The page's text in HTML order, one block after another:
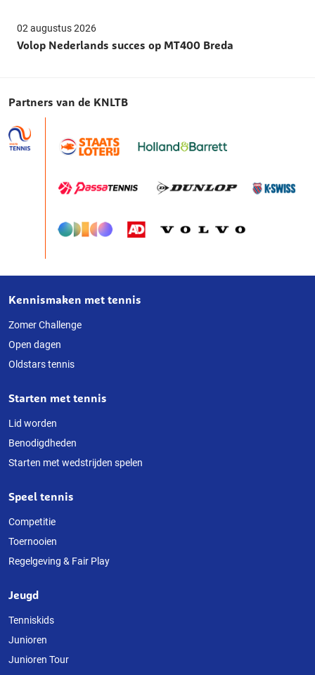
02 augustus 2026
Volop Nederlands succes op MT400 Breda
Partners van de KNLTB
Over
deze
website
Kennismaken met tennis
Zomer Challenge
Open dagen
Oldstars tennis
Starten met tennis
Lid worden
Benodigdheden
Starten met wedstrijden spelen
Speel tennis
Competitie
Toernooien
Regelgeving & Fair Play
Jeugd
Tenniskids
Junioren
Junioren Tour